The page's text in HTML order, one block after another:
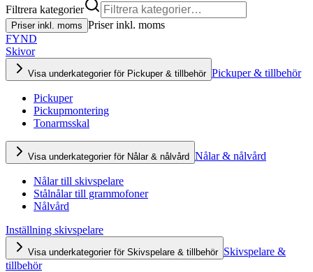
Filtrera kategorier
Priser inkl. moms Priser inkl. moms
FYND
Skivor
Visa underkategorier för Pickuper & tillbehör Pickuper & tillbehör
Pickuper
Pickupmontering
Tonarmsskal
Visa underkategorier för Nålar & nålvård Nålar & nålvård
Nålar till skivspelare
Stålnålar till grammofoner
Nålvård
Inställning skivspelare
Visa underkategorier för Skivspelare & tillbehör Skivspelare &
tillbehör